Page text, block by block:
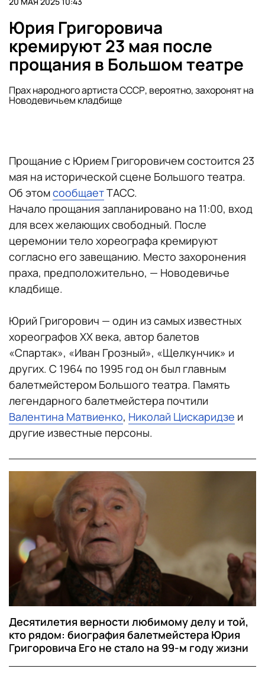
Юрия Григоровича
кремируют 23 мая после
прощания в Большом театре
Прах народного артиста СССР, вероятно, захоронят на
Новодевичьем кладбище
Прощание с Юрием Григоровичем состоится 23
мая на исторической сцене Большого театра.
Об этомсообщаетТАСС.
Начало прощания запланировано на 11:00, вход
для всех желающих свободный. После
церемонии тело хореографа кремируют
согласно его завещанию. Место захоронения
праха, предположительно, — Новодевичье
кладбище.
Юрий Григорович — один из самых известных
хореографов XX века, автор балетов
«Спартак», «Иван Грозный», «Щелкунчик» и
других. С 1964 по 1995 год он был главным
балетмейстером Большого театра. Память
легендарного балетмейстера почтили
Валентина Матвиенко, Николай Цискаридзе и
другие известные персоны.
Десятилетия верности любимому делу и той,
кто рядом: биография балетмейстера Юрия
Григоровича Его не стало на 99-м году жизни